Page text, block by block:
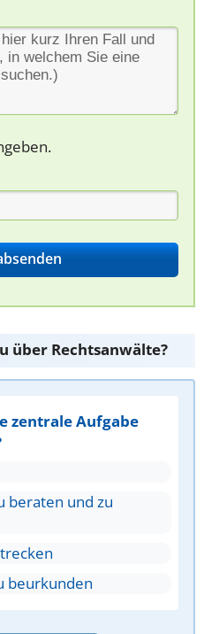
über Rechtsanwälte?
zentrale Aufgabe
beraten und zu
beurkunden